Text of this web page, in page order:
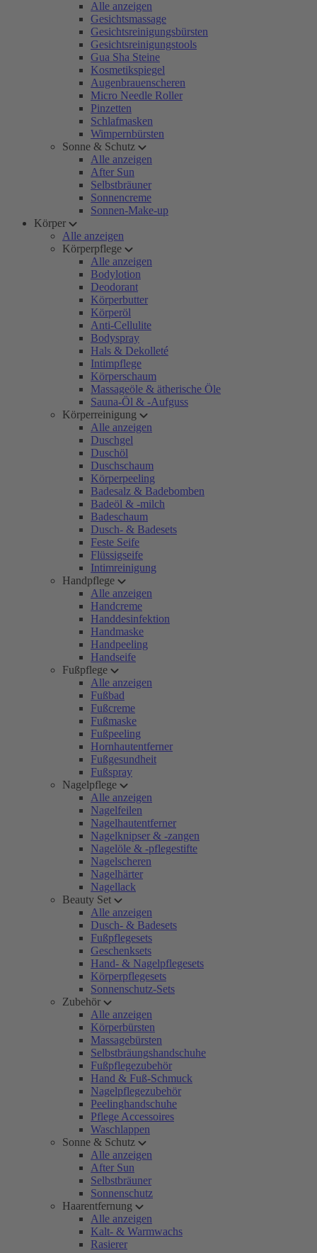
Alle anzeigen
Gesichtsmassage
Gesichtsreinigungsbürsten
Gesichtsreinigungstools
Gua Sha Steine
Kosmetikspiegel
Augenbrauenscheren
Micro Needle Roller
Pinzetten
Schlafmasken
Wimpernbürsten
Sonne & Schutz
Alle anzeigen
After Sun
Selbstbräuner
Sonnencreme
Sonnen-Make-up
Körper
Alle anzeigen
Körperpflege
Alle anzeigen
Bodylotion
Deodorant
Körperbutter
Körperöl
Anti-Cellulite
Bodyspray
Hals & Dekolleté
Intimpflege
Körperschaum
Massageöle & ätherische Öle
Sauna-Öl & -Aufguss
Körperreinigung
Alle anzeigen
Duschgel
Duschöl
Duschschaum
Körperpeeling
Badesalz & Badebomben
Badeöl & -milch
Badeschaum
Dusch- & Badesets
Feste Seife
Flüssigseife
Intimreinigung
Handpflege
Alle anzeigen
Handcreme
Handdesinfektion
Handmaske
Handpeeling
Handseife
Fußpflege
Alle anzeigen
Fußbad
Fußcreme
Fußmaske
Fußpeeling
Hornhautentferner
Fußgesundheit
Fußspray
Nagelpflege
Alle anzeigen
Nagelfeilen
Nagelhautentferner
Nagelknipser & -zangen
Nagelöle & -pflegestifte
Nagelscheren
Nagelhärter
Nagellack
Beauty Set
Alle anzeigen
Dusch- & Badesets
Fußpflegesets
Geschenksets
Hand- & Nagelpflegesets
Körperpflegesets
Sonnenschutz-Sets
Zubehör
Alle anzeigen
Körperbürsten
Massagebürsten
Selbstbräungshandschuhe
Fußpflegezubehör
Hand & Fuß-Schmuck
Nagelpflegezubehör
Peelinghandschuhe
Pflege Accessoires
Waschlappen
Sonne & Schutz
Alle anzeigen
After Sun
Selbstbräuner
Sonnenschutz
Haarentfernung
Alle anzeigen
Kalt- & Warmwachs
Rasierer